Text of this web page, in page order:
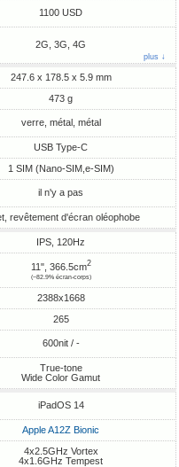
1100 USD
2G, 3G, 4G
plus ↓
247.6 x 178.5 x 5.9 mm
473 g
verre, métal, métal
USB Type-C
1 SIM (Nano-SIM,e-SIM)
il n'y a pas
revêtement d'écran oléophobe
IPS, 120Hz
11", 366.5cm2
(~82.9% écran-corps)
2388x1668
265
600nit / -
True-tone
Wide Color Gamut
iPadOS 14
Apple A12Z Bionic
4x2.5GHz Vortex
4x1.6GHz Tempest